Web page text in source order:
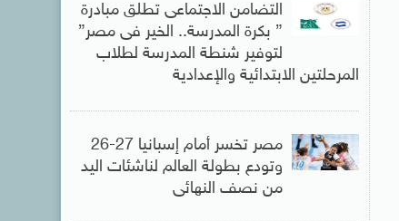
التضامن الاجتماعى تطلق مبادرة
” بكرة المدرسة.. الخير فى مصر”
لتوفير شنطة المدرسة لطلاب
المرحلتين الابتدائية والإعدادية
مصر تخسر أمام إسبانيا 27-26
وتودع بطولة العالم لناشئات اليد
من نصف النهائى